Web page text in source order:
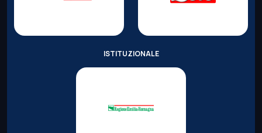
ISTITUZIONALE